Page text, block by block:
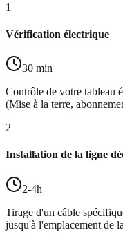
1
Vérification électrique
30 min
Contrôle de votre tableau
(Mise à la terre,
2
Installation de la ligne
2-4h
Tirage d'un câble
jusqu'à l'emplacement de